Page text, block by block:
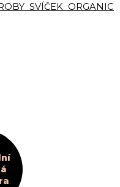
SVÍČEK ORGANIC